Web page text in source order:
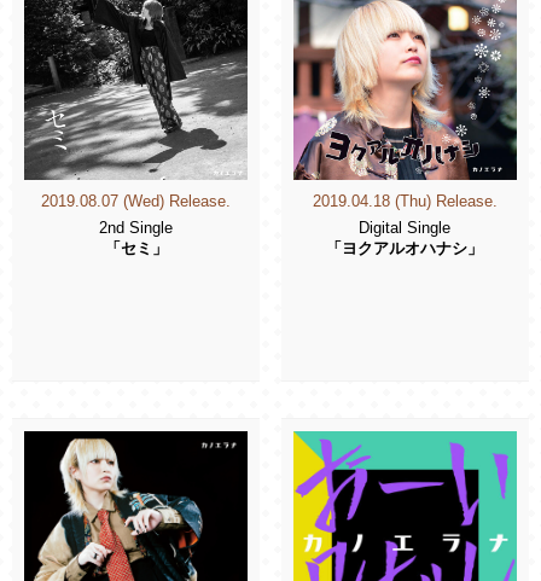
2019.08.07 (Wed) Release.
2nd Single
「セミ」
2019.04.18 (Thu) Release.
Digital Single
「ヨクアルオハナシ」